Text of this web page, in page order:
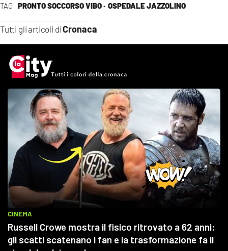
TAG PRONTO SOCCORSO VIBO · OSPEDALE JAZZOLINO
Tutti gli articoli diCronaca